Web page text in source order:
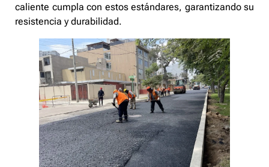
caliente cumpla con estos estándares, garantizando su
resistencia y durabilidad.